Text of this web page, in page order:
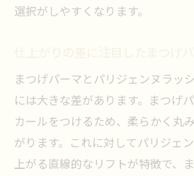
選択がしやすくなります。
仕上がりの差に注目したまつげ
まつげパーマとパリジェンヌラッ
には大きな差があります。まつげ
カールをつけるため、柔らかく丸
がります。これに対してパリジェ
上がる直線的なリフトが特徴で、